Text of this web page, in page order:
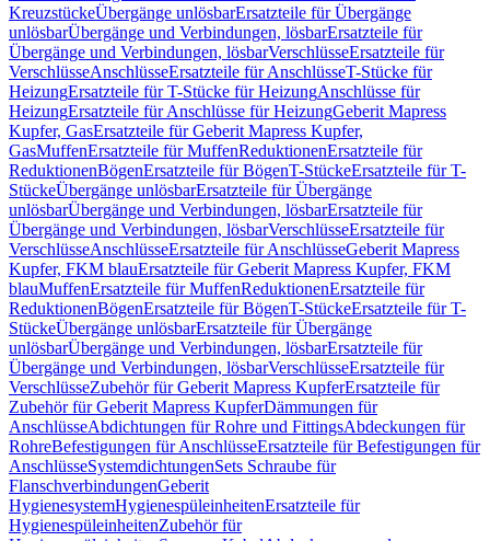
KreuzstückeÜbergänge unlösbarErsatzteile für Übergänge
unlösbarÜbergänge und Verbindungen, lösbarErsatzteile für
Übergänge und Verbindungen, lösbarVerschlüsseErsatzteile für
VerschlüsseAnschlüsseErsatzteile für AnschlüsseT-Stücke für
HeizungErsatzteile für T-Stücke für HeizungAnschlüsse für
HeizungErsatzteile für Anschlüsse für HeizungGeberit Mapress
Kupfer, GasErsatzteile für Geberit Mapress Kupfer,
GasMuffenErsatzteile für MuffenReduktionenErsatzteile für
ReduktionenBögenErsatzteile für BögenT-StückeErsatzteile für T-
StückeÜbergänge unlösbarErsatzteile für Übergänge
unlösbarÜbergänge und Verbindungen, lösbarErsatzteile für
Übergänge und Verbindungen, lösbarVerschlüsseErsatzteile für
VerschlüsseAnschlüsseErsatzteile für AnschlüsseGeberit Mapress
Kupfer, FKM blauErsatzteile für Geberit Mapress Kupfer, FKM
blauMuffenErsatzteile für MuffenReduktionenErsatzteile für
ReduktionenBögenErsatzteile für BögenT-StückeErsatzteile für T-
StückeÜbergänge unlösbarErsatzteile für Übergänge
unlösbarÜbergänge und Verbindungen, lösbarErsatzteile für
Übergänge und Verbindungen, lösbarVerschlüsseErsatzteile für
VerschlüsseZubehör für Geberit Mapress KupferErsatzteile für
Zubehör für Geberit Mapress KupferDämmungen für
AnschlüsseAbdichtungen für Rohre und FittingsAbdeckungen für
RohreBefestigungen für AnschlüsseErsatzteile für Befestigungen für
AnschlüsseSystemdichtungenSets Schraube für
FlanschverbindungenGeberit
HygienesystemHygienespüleinheitenErsatzteile für
HygienespüleinheitenZubehör für